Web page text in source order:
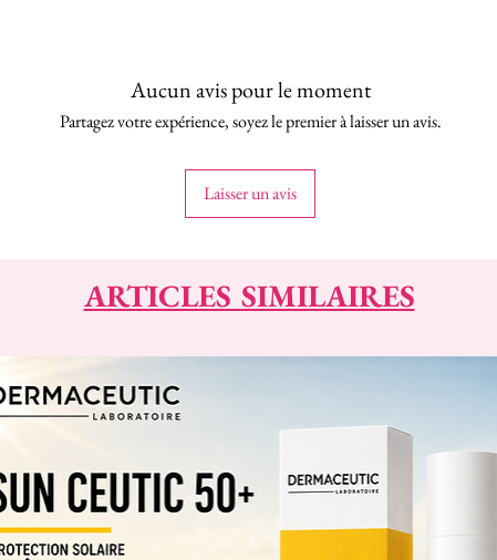
Aucun avis pour le moment
Partagez votre expérience, soyez le premier à laisser un avis.
Laisser un avis
ARTICLES SIMILAIRES